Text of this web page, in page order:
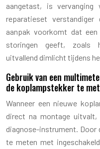
aangetast, is
reparatieset
aanpak voorkomt dat
storingen geeft, zoals
uitvallend dimlicht tijdens
Gebruik van een
de koplampstekker te
Wanneer een nieuwe
direct na montage
diagnose-instrument.
te meten met